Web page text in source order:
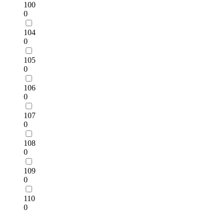
100
0
104
0
105
0
106
0
107
0
108
0
109
0
110
0